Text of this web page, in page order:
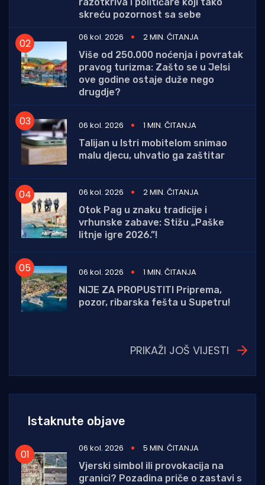
skreću pozornost sa sebe
06 kol. 2026
2 MIN. ČITANJA
Više od 250.000 noćenja i povratak
pravog turizma: Zašto se u Jelsi
ove godine ostaje duže nego
drugdje?
06 kol. 2026
1 MIN. ČITANJA
Talijan u Istri mobitelom snimao
malu djecu, uhvatio ga zaštitar
06 kol. 2026
2 MIN. ČITANJA
Otok Pag u znaku tradicije i
vrhunske zabave: Stižu „Paške
litnje igre 2026.”!
06 kol. 2026
1 MIN. ČITANJA
NIJE ZA PROPUSTITI Priprema,
pozor, ribarska fešta u Supetru!
PRIKAŽI JOŠ VIJESTI
Istaknute objave
06 kol. 2026
5 MIN. ČITANJA
Vjerski simbol ili provokacija na
granici? Pozadina priče o zastavi s